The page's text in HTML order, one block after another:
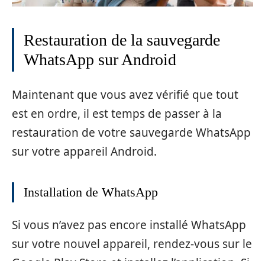
Restauration de la sauvegarde
WhatsApp sur Android
Maintenant que vous avez vérifié que tout
est en ordre, il est temps de passer à la
restauration de votre sauvegarde WhatsApp
sur votre appareil Android.
Installation de WhatsApp
Si vous n’avez pas encore installé WhatsApp
sur votre nouvel appareil, rendez-vous sur le